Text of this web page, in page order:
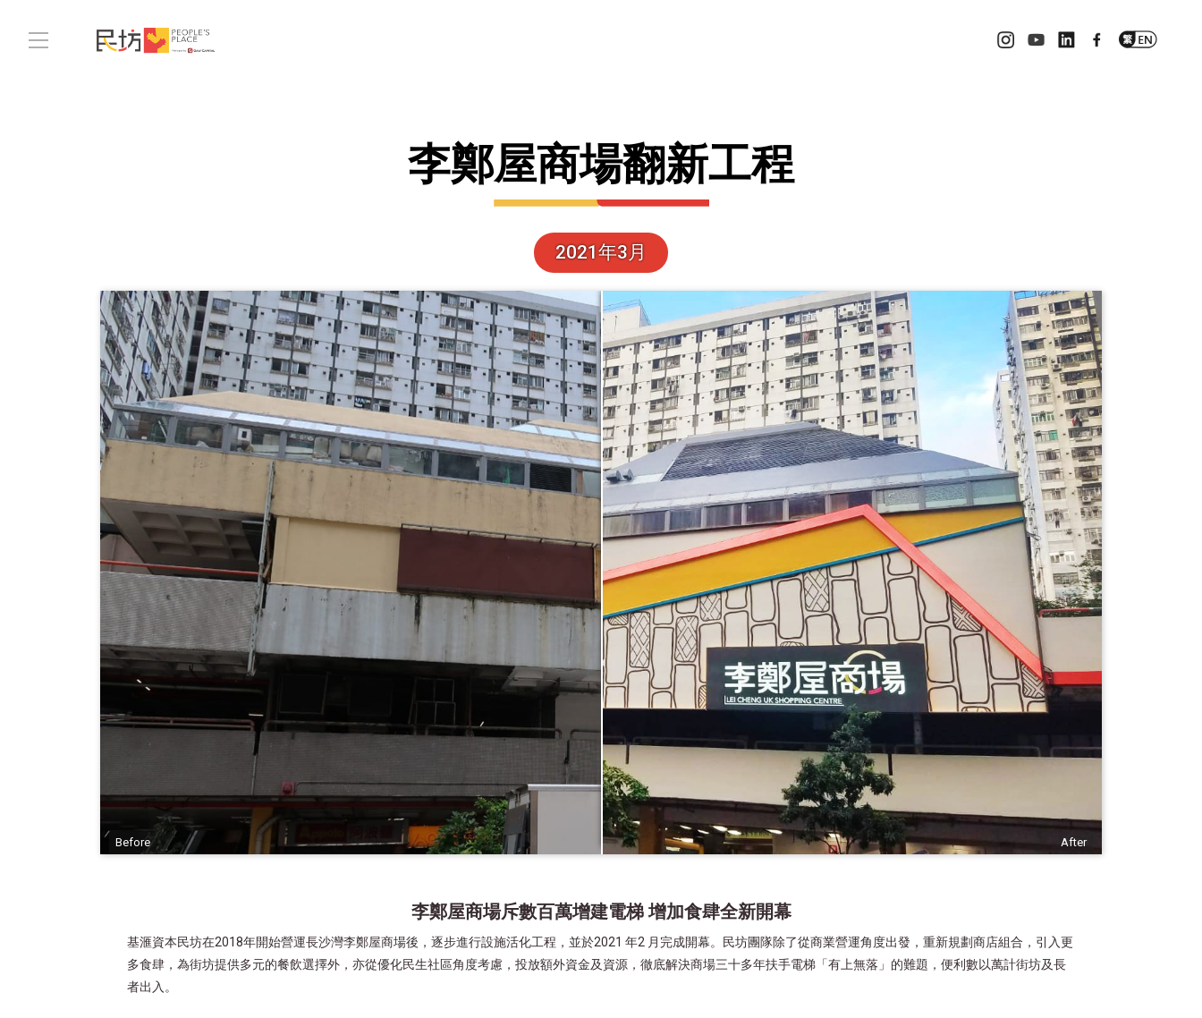
李鄭屋商場翻新工程
2021年3月
Before After
李鄭屋商場斥數百萬增建電梯 增加食肆全新開幕
基滙資本民坊在2018年開始營運長沙灣李鄭屋商場後，逐步進行設施活化工程，並於2021 年2 月完成開幕。民坊團隊除了從商業營運角度出發，重新規劃商店組合，引入更
多食肆，為街坊提供多元的餐飲選擇外，亦從優化民生社區角度考慮，投放額外資金及資源，徹底解決商場三十多年扶手電梯「有上無落」的難題，便利數以萬計街坊及長
者出入。